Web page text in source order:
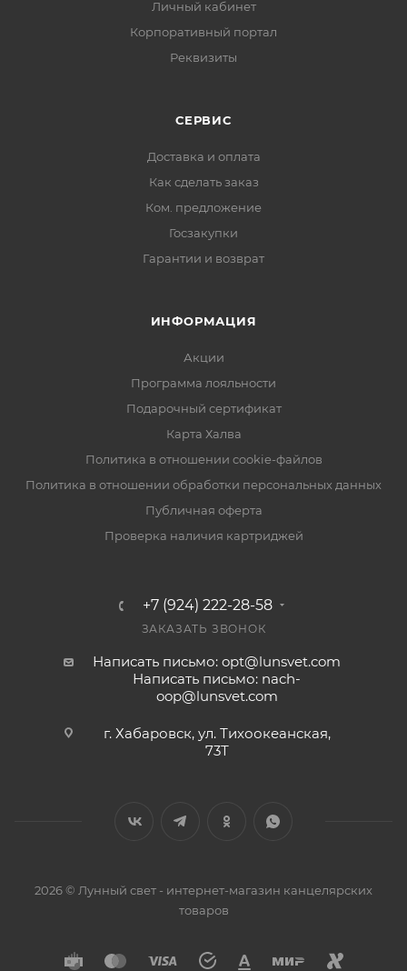
Личный кабинет
Корпоративный портал
Реквизиты
СЕРВИС
Доставка и оплата
Как сделать заказ
Ком. предложение
Госзакупки
Гарантии и возврат
ИНФОРМАЦИЯ
Акции
Программа лояльности
Подарочный сертификат
Карта Халва
Политика в отношении cookie-файлов
Политика в отношении обработки персональных данных
Публичная оферта
Проверка наличия картриджей
+7 (924) 222-28-58
ЗАКАЗАТЬ ЗВОНОК
Написать письмо: opt@lunsvet.com
Написать письмо: nach-
oop@lunsvet.com
г. Хабаровск, ул. Тихоокеанская,
73Т
2026 © Лунный свет - интернет-магазин канцелярских
товаров